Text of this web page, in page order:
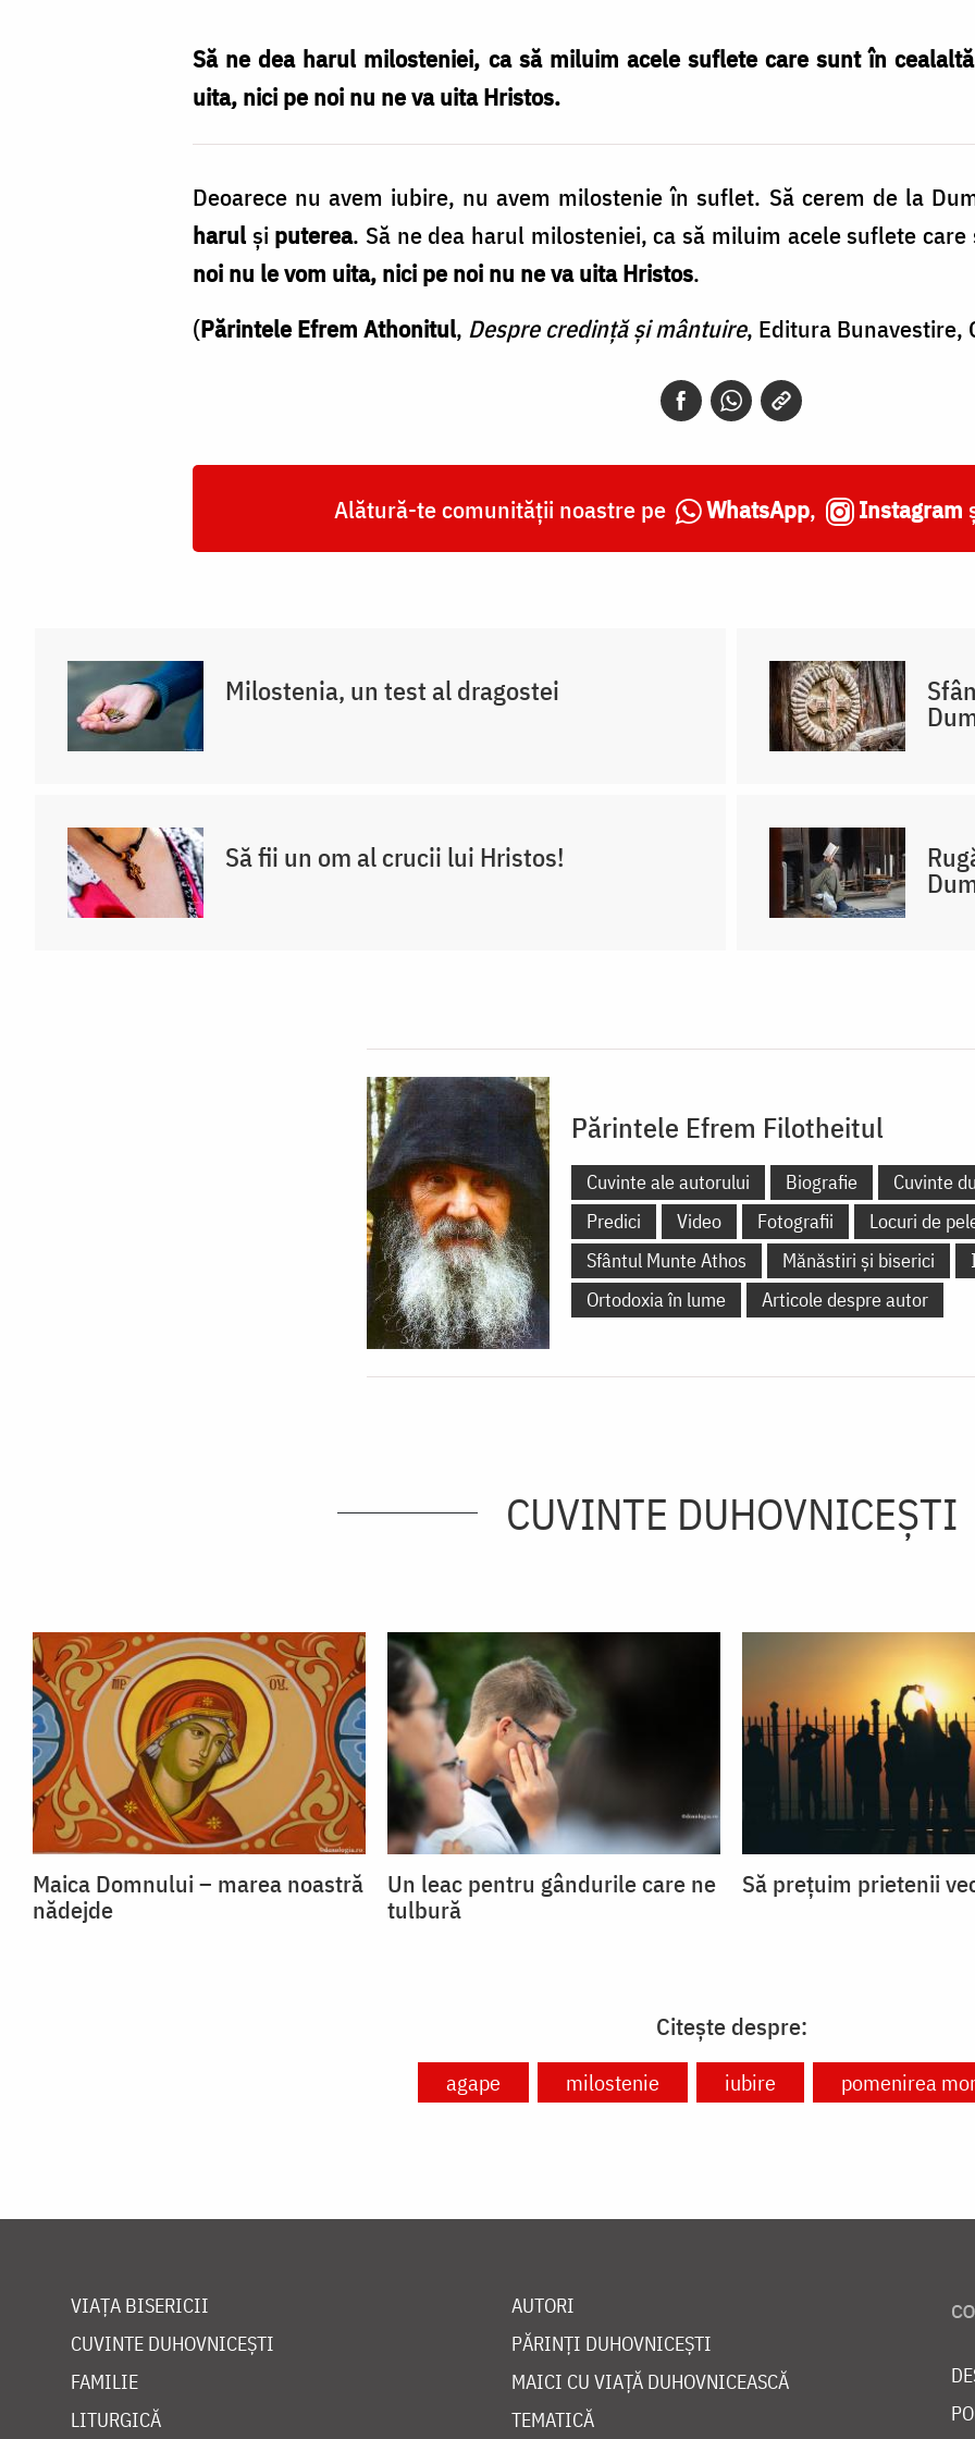
Să ne dea harul milosteniei, ca să miluim acele suflete care sunt în
uita, nici pe noi nu ne va uita Hristos.
Deoarece nu avem iubire, nu avem milostenie în suflet. Să cerem de la
harul și puterea. Să ne dea harul milosteniei, ca să miluim acele suflete
noi nu le vom uita, nici pe noi nu ne va uita Hristos.
(Părintele Efrem Athonitul, Despre credință și mântuire, Editura Bunavestire,
Alătură-te comunității noastre pe WhatsApp, Instagram
Milostenia, un test al dragostei
Să fii un om al crucii lui Hristos!
Părintele Efrem Filotheitul
Cuvinte ale autorului Biografie
Cuvinte
Predici
Video Fotografii
Locuri de
Sfântul Munte Athos
Mănăstiri și biserici
Ortodoxia în lume
Articole despre autor
CUVINTE DUHOVNICEȘTI
Maica Domnului – marea noastră
nădejde
Un leac pentru gândurile care ne
tulbură
Să prețuim prietenii
Citește despre:
agape milostenie iubire pomenirea
VIAȚA BISERICII
CUVINTE DUHOVNICEȘTI
FAMILIE
LITURGICĂ
AUTORI
PĂRINȚI DUHOVNICEȘTI
MAICI CU VIAȚĂ DUHOVNICEASCĂ
TEMATICĂ